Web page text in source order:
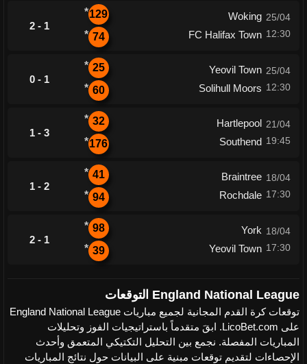
25/04
12:30
Woking
FC Halifax Town
129
*
74
*
2 - 1
25/04
12:30
Yeovil Town
Solihull Moors
25
*
60
*
0 - 1
21/04
19:45
Hartlepool
Southend
32
*
176
*
1 - 3
18/04
17:30
Braintree
Rochdale
41
*
94
*
1 - 2
18/04
17:30
York
Yeovil Town
98
*
39
*
2 - 1
England National League التوقعات
توقعات كرة القدم المجانية لجميع مباريات England National League
على LicoBet.com. ابقَ متقدماً باستراتيجيات الفوز وتحليلات
المباريات المفصلة. نجمع بين التحليل التكتيكي المتعمق وأحدث
الإحصاءات لتقديم توقعات مبنية على البيانات حول نتائج المباريات